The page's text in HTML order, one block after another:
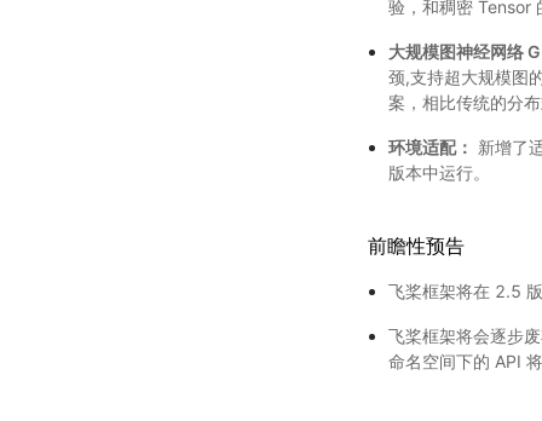
验，和稠密 Tensor
大规模图神经网络
颈,支持超大规模图
案，相比传统的分
环境适配： 新增了
版本中运行。
前瞻性预告
飞桨框架将在 2.5
飞桨框架将会逐步
命名空间下的 API